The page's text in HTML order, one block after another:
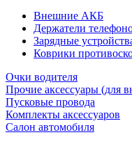
Внешние АКБ
Держатели
Зарядные
Коврики
Очки водителя
Прочие аксессуары (для
Пусковые провода
Комплекты аксессуаров
Салон автомобиля